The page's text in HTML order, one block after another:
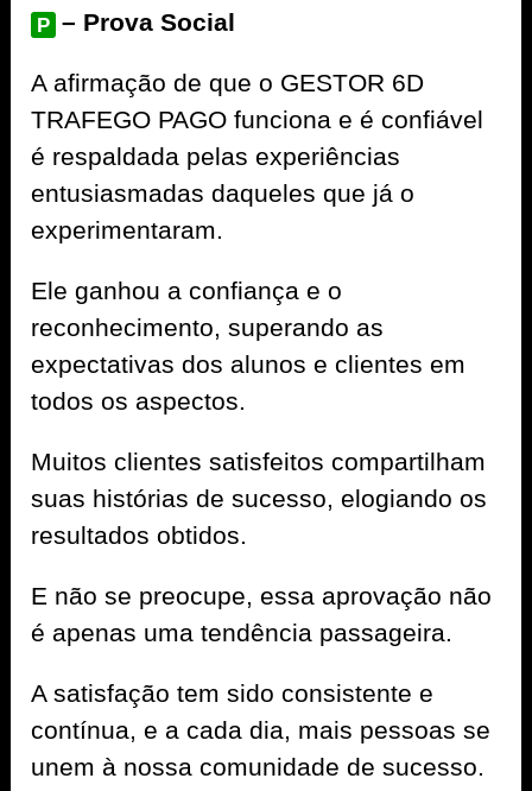
P – Prova Social
A afirmação de que o GESTOR 6D
TRAFEGO PAGO funciona e é confiável
é respaldada pelas experiências
entusiasmadas daqueles que já o
experimentaram.
Ele ganhou a confiança e o
reconhecimento, superando as
expectativas dos alunos e clientes em
todos os aspectos.
Muitos clientes satisfeitos compartilham
suas histórias de sucesso, elogiando os
resultados obtidos.
E não se preocupe, essa aprovação não
é apenas uma tendência passageira.
A satisfação tem sido consistente e
contínua, e a cada dia, mais pessoas se
unem à nossa comunidade de sucesso.